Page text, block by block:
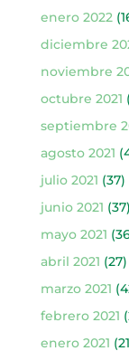
enero 2022
diciembre
noviembre
octubre 2021
septiembre
agosto 2021
julio 2021 (37)
junio 2021 (37)
mayo 2021
abril 2021 (27)
marzo 2021
febrero 2021
enero 2021